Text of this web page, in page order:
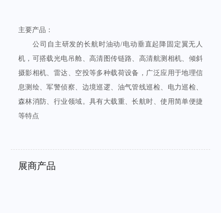
主要产品：
公司自主研发的长航时油动/电动垂直起降固定翼无人
机，可搭载光电吊舱、高清图传链路、高清航测相机、倾斜
摄影相机、雷达、空投等多种载荷设备，广泛应用于地理信
息测绘、军警侦察、边境巡逻、油气管线巡检、电力巡检、
森林消防、行业领域。具有大载重、长航时、使用简单便捷
等特点
展商产品